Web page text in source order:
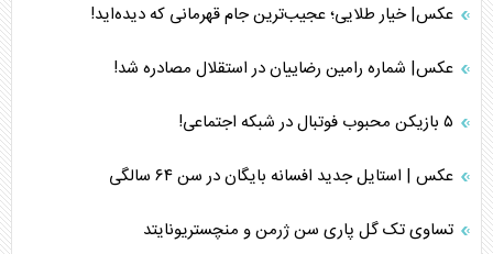
عکس| خیار طلایی؛ عجیب‌ترین جام قهرمانی که دیده‌اید!
عکس| شماره رامین رضاییان در استقلال مصادره شد!
عکس | استایل جدید افسانه بایگان در سن ۶۴ سالگی
تساوی تک گل پاری سن ژرمن و منچستریونایتد